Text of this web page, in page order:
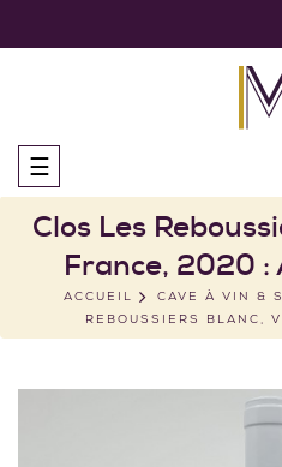
Basculer
la
navigation
☰
Clos Les
France, 2020 :
ACCUEIL CAVE À VIN &
REBOUSSIERS BLANC,